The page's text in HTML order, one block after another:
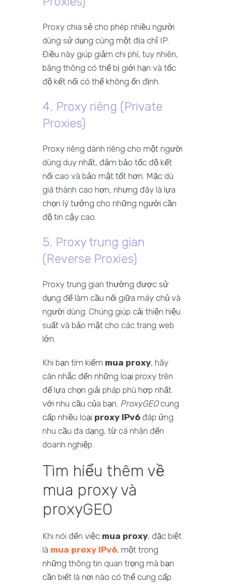
Proxy chia sẻ cho phép nhiều người
dùng sử dụng cùng một địa chỉ IP.
Điều này giúp giảm chi phí, tuy nhiên,
băng thông có thể bị giới hạn và tốc
độ kết nối có thể không ổn định.
4. Proxy riêng (Private
Proxies)
Proxy riêng dành riêng cho một người
dùng duy nhất, đảm bảo tốc độ kết
nối cao và bảo mật tốt hơn. Mặc dù
giá thành cao hơn, nhưng đây là lựa
chọn lý tưởng cho những người cần
độ tin cậy cao.
5. Proxy trung gian
(Reverse Proxies)
Proxy trung gian thường được sử
dụng để làm cầu nối giữa máy chủ và
người dùng. Chúng giúp cải thiện hiệu
suất và bảo mật cho các trang web
lớn.
Khi bạn tìm kiếm mua proxy, hãy
cân nhắc đến những loại proxy trên
để lựa chọn giải pháp phù hợp nhất
với nhu cầu của bạn. ProxyGEOcung
cấp nhiều loại proxy IPv6 đáp ứng
nhu cầu đa dạng, từ cá nhân đến
doanh nghiệp.
Tìm hiểu thêm về
mua proxy và
proxyGEO
Khi nói đến việc mua proxy, đặc biệt
là mua proxy IPv6, một trong
những thông tin quan trọng mà bạn
cần biết là nơi nào có thể cung cấp